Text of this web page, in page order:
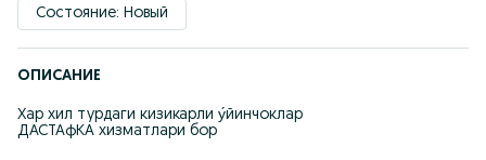
Состояние: Новый
ОПИСАНИЕ
Хар хил турдаги кизикарли у́йинчоклар
ДАСТАфКА хизматлари бор